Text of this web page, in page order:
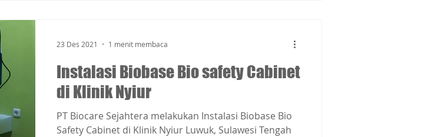
Instalasi Biobase Bio safety Cabinet
di Klinik Nyiur
PT Biocare Sejahtera melakukan Instalasi Biobase Bio
Safety Cabinet di Klinik Nyiur Luwuk, Sulawesi Tengah
23 Des 2021 1 menit membaca